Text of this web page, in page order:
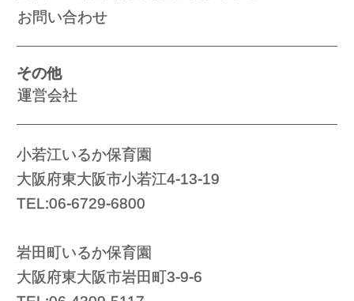
お問い合わせ
小若江いるか保育園
大阪府東大阪市小若江4-13-19
TEL:06-6729-6800
岩田町いるか保育園
大阪府東大阪市岩田町3-9-6
その他
運営会社